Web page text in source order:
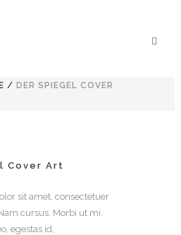
/ DER SPIEGEL COVER
Cover Art
sit amet, consectetuer
cursus. Morbi ut mi.
egestas id,